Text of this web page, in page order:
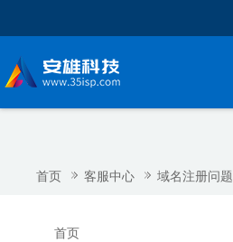
首页 客服中心 域名注册问题
首页